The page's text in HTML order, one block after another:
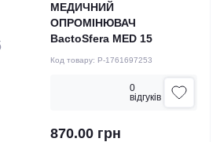
МЕДИЧНИЙ
ОПРОМІНЮВАЧ
BactoSfera MED 15
Код товару: P-1761697253
0
вiдгукiв
870.00 грн